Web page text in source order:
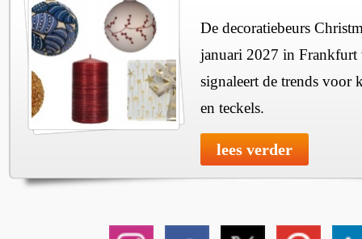
De decoratiebeurs
januari 2027 in Frankfurt
signaleert de trends voor
en teckels.
lees verder